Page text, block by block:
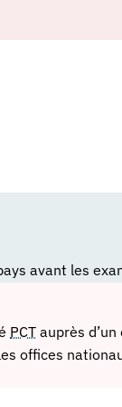
avant les
PCTauprès
offices